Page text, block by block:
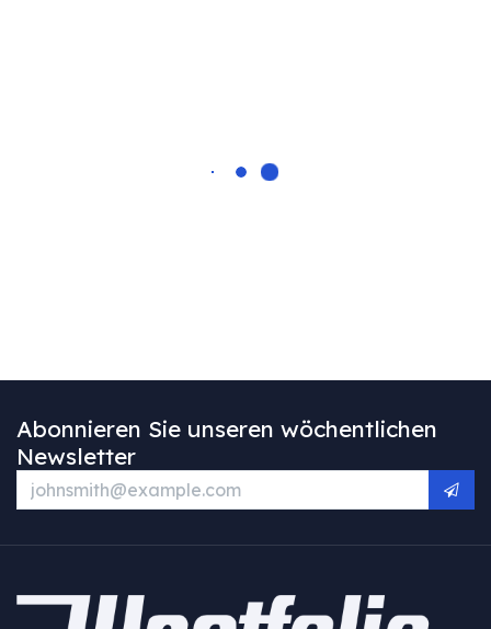
Abonnieren Sie unseren wöchentlichen
Newsletter